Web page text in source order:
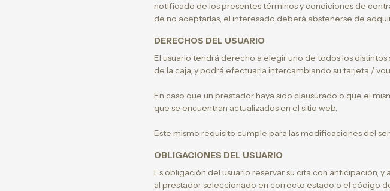
notificado de los presentes términos y condiciones de
de no aceptarlas, el interesado deberá abstenerse de
DERECHOS DEL USUARIO
El usuario tendrá derecho a elegir uno de todos los
de la caja, y podrá efectuarla intercambiando su tarjeta /
En caso que un prestador haya sido clausurado o que el
que se encuentran actualizados en el sitio web.
Este mismo requisito cumple para las modificaciones del
OBLIGACIONES DEL USUARIO
Es obligación del usuario reservar su cita con anticipación,
al prestador seleccionado en correcto estado o el código